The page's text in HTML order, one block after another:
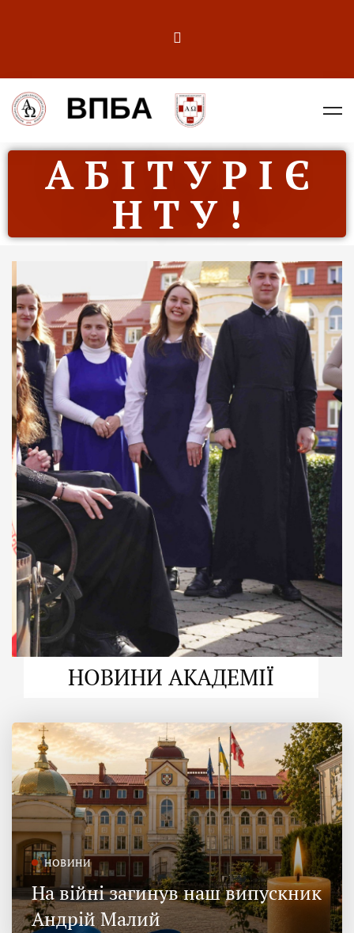
А Б І Т У Р І Є
Н Т У !
ДУХОВНО СИЛЬНІ!
ВПБА — спільнота, де
формується
покликання
Читати більше
НОВИНИ АКАДЕМІЇ
НОВИНИ
На війні загинув наш випускник
Андрій Малий